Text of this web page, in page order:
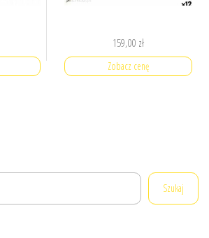
159,00 zł
Zobacz cenę
Szukaj